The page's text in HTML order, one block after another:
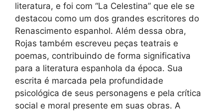
literatura, e foi com “La Celestina” que ele se
destacou como um dos grandes escritores do
Renascimento espanhol. Além dessa obra,
Rojas também escreveu peças teatrais e
poemas, contribuindo de forma significativa
para a literatura espanhola da época. Sua
escrita é marcada pela profundidade
psicológica de seus personagens e pela crítica
social e moral presente em suas obras. A